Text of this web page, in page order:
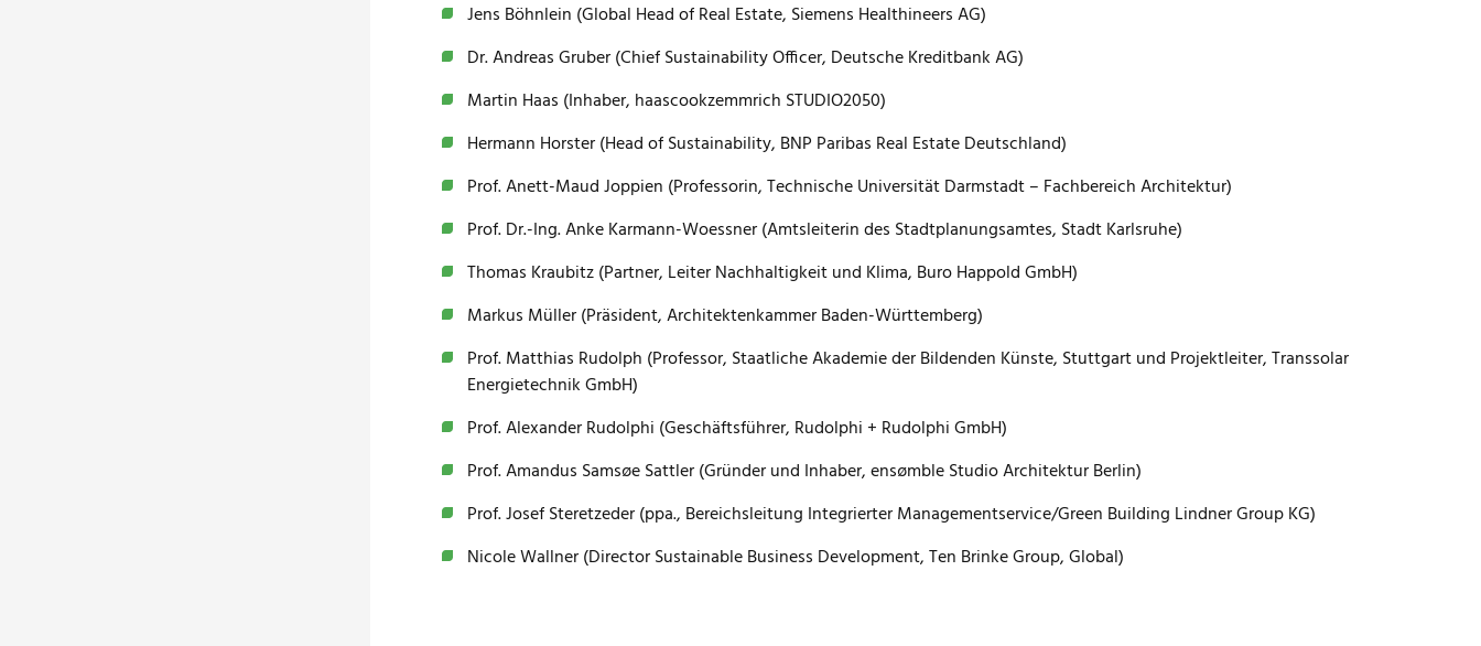
Jens Böhnlein (Global Head of Real Estate, Siemens Healthineers AG)
Dr. Andreas Gruber (Chief Sustainability Officer, Deutsche Kreditbank AG)
Martin Haas (Inhaber, haascookzemmrich STUDIO2050)
Hermann Horster (Head of Sustainability, BNP Paribas Real Estate Deutschland)
Prof. Anett-Maud Joppien (Professorin, Technische Universität Darmstadt – Fachbereich Architektur)
Prof. Dr.-Ing. Anke Karmann-Woessner (Amtsleiterin des Stadtplanungsamtes, Stadt Karlsruhe)
Thomas Kraubitz (Partner, Leiter Nachhaltigkeit und Klima, Buro Happold GmbH)
Markus Müller (Präsident, Architektenkammer Baden-Württemberg)
Prof. Matthias Rudolph (Professor, Staatliche Akademie der Bildenden Künste, Stuttgart und Projektleiter, Transsolar
Energietechnik GmbH)
Prof. Alexander Rudolphi (Geschäftsführer, Rudolphi + Rudolphi GmbH)
Prof. Amandus Samsøe Sattler (Gründer und Inhaber, ensømble Studio Architektur Berlin)
Prof. Josef Steretzeder (ppa., Bereichsleitung Integrierter Managementservice/Green Building Lindner Group KG)
Nicole Wallner (Director Sustainable Business Development, Ten Brinke Group, Global)